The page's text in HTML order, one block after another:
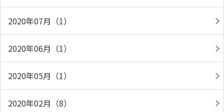
2020年07月（1）
2020年06月（1）
2020年05月（1）
2020年02月（8）